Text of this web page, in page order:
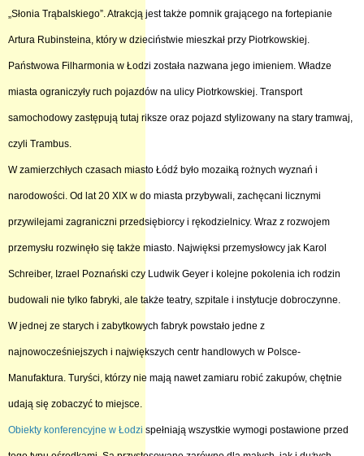
„Słonia Trąbalskiego”. Atrakcją jest także pomnik grającego na fortepianie
Artura Rubinsteina, który w dzieciństwie mieszkał przy Piotrkowskiej.
Państwowa Filharmonia w Łodzi została nazwana jego imieniem. Władze
miasta ograniczyły ruch pojazdów na ulicy Piotrkowskiej. Transport
samochodowy zastępują tutaj riksze oraz pojazd stylizowany na stary tramwaj,
czyli Trambus.
W zamierzchłych czasach miasto Łódź było mozaiką rożnych wyznań i
narodowości. Od lat 20 XIX w do miasta przybywali, zachęcani licznymi
przywilejami zagraniczni przedsiębiorcy i rękodzielnicy. Wraz z rozwojem
przemysłu rozwinęło się także miasto. Najwięksi przemysłowcy jak Karol
Schreiber, Izrael Poznański czy Ludwik Geyer i kolejne pokolenia ich rodzin
budowali nie tylko fabryki, ale także teatry, szpitale i instytucje dobroczynne.
W jednej ze starych i zabytkowych fabryk powstało jedne z
najnowocześniejszych i największych centr handlowych w Polsce-
Manufaktura. Turyści, którzy nie mają nawet zamiaru robić zakupów, chętnie
udają się zobaczyć to miejsce.
Obiekty konferencyjne w Łodzi spełniają wszystkie wymogi postawione przed